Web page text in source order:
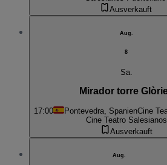
Ausverkauft
Aug.
8
Sa.
Mirador torre
17:00 Pontevedra, SpanienCine
Cine Teatro Salesianos
Ausverkauft
Aug.